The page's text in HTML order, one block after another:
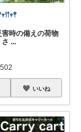
時の備えの荷物
...
502
いいね